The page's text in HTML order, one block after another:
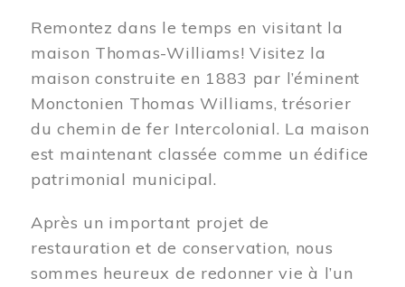
Remontez dans le temps en visitant la
maison Thomas-Williams! Visitez la
maison construite en 1883 par l’éminent
Monctonien Thomas Williams, trésorier
du chemin de fer Intercolonial. La maison
est maintenant classée comme un édifice
patrimonial municipal.
Après un important projet de
restauration et de conservation, nous
sommes heureux de redonner vie à l’un